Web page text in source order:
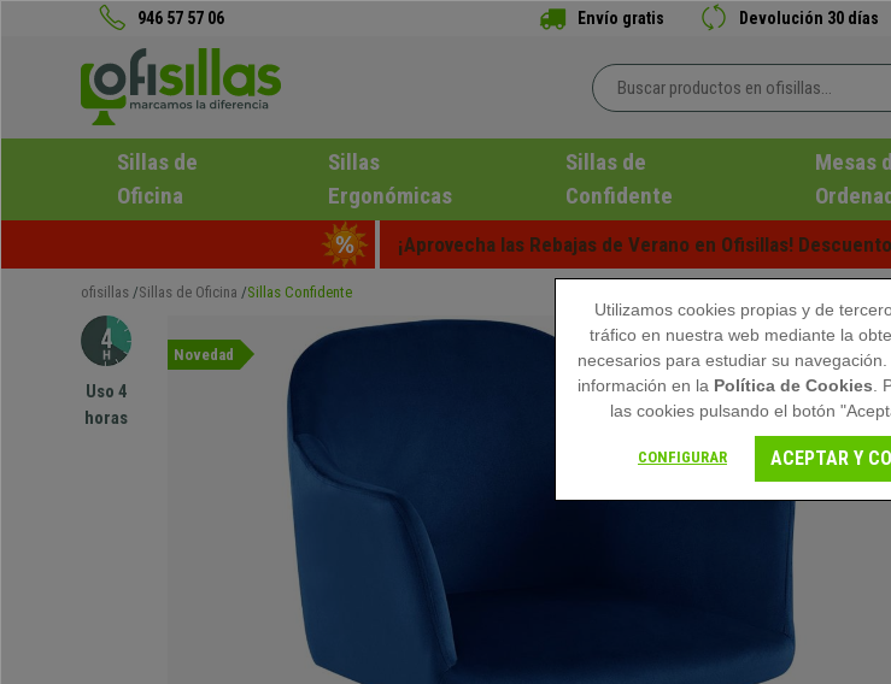
946 57 57 06 Envío gratis Devolución 30 días
Sillas de
Oficina
Sillas
Ergonómicas
Sillas de
Confidente
Mesas
¡Aprovecha las Rebajas de Verano en Ofisillas!
ofisillas Sillas de Oficina Sillas Confidente
Uso 4
horas
Novedad
Utilizamos cookies propias y de
tráfico en nuestra web mediante la
necesarios para estudiar su
información en la Política de Cookies .
las cookies pulsando el botón
CONFIGURAR ACEPTAR Y